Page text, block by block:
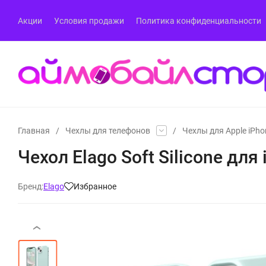
Акции Условия продажи Политика конфиденциальности
Главная / Чехлы для телефонов / Чехлы для Apple
Чехол Elago Soft Silicone для
Бренд:Elago Избранное
‹